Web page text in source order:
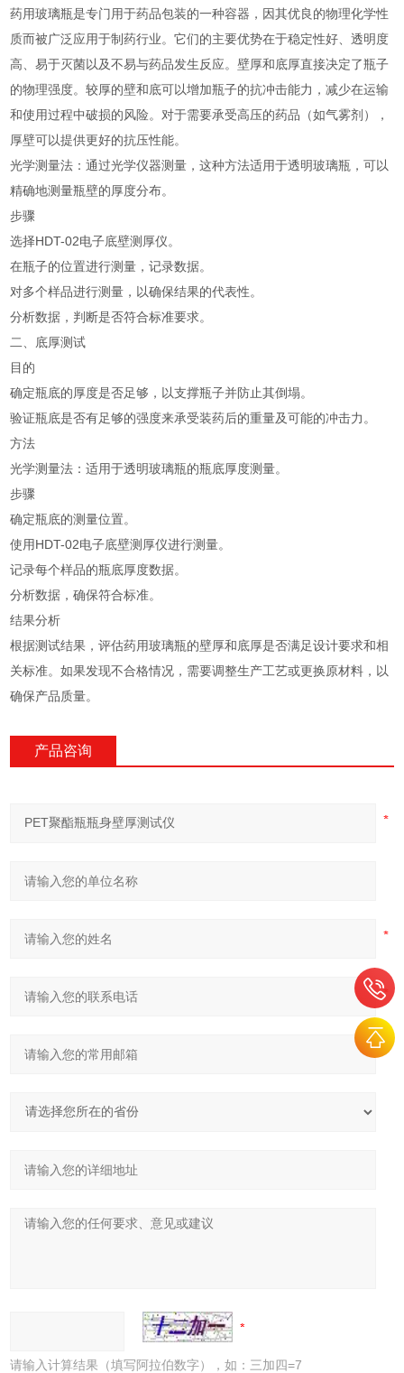
药用玻璃瓶是专门用于药品包装的一种容器，因其优良的物理化学性
质而被广泛应用于制药行业。它们的主要优势在于稳定性好、透明度
高、易于灭菌以及不易与药品发生反应。壁厚和底厚直接决定了瓶子
的物理强度。较厚的壁和底可以增加瓶子的抗冲击能力，减少在运输
和使用过程中破损的风险。对于需要承受高压的药品（如气雾剂），
厚壁可以提供更好的抗压性能。
光学测量法：通过光学仪器测量，这种方法适用于透明玻璃瓶，可以
精确地测量瓶壁的厚度分布。
步骤
选择HDT-02电子底壁测厚仪。
在瓶子的位置进行测量，记录数据。
对多个样品进行测量，以确保结果的代表性。
分析数据，判断是否符合标准要求。
二、底厚测试
目的
确定瓶底的厚度是否足够，以支撑瓶子并防止其倒塌。
验证瓶底是否有足够的强度来承受装药后的重量及可能的冲击力。
方法
光学测量法：适用于透明玻璃瓶的瓶底厚度测量。
步骤
确定瓶底的测量位置。
使用HDT-02电子底壁测厚仪进行测量。
记录每个样品的瓶底厚度数据。
分析数据，确保符合标准。
结果分析
根据测试结果，评估药用玻璃瓶的壁厚和底厚是否满足设计要求和相
关标准。如果发现不合格情况，需要调整生产工艺或更换原材料，以
确保产品质量。
产品咨询
请输入计算结果（填写阿拉伯数字），如：三加四=7